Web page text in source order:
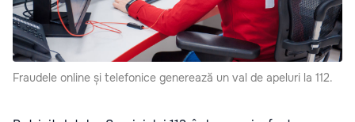
Fraudele online și telefonice generează un val de apeluri la 112.